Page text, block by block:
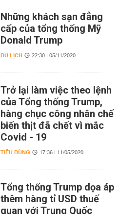
Những khách sạn đẳng
cấp của tổng thống Mỹ
Donald Trump
DU LỊCH 22:30 | 05/11/2020
Trở lại làm việc theo lệnh
của Tổng thống Trump,
hàng chục công nhân chế
biến thịt đã chết vì mắc
Covid - 19
TIÊU DÙNG 17:36 | 11/05/2020
Tổng thống Trump dọa áp
thêm hàng tỉ USD thuế
quan với Trung Quốc